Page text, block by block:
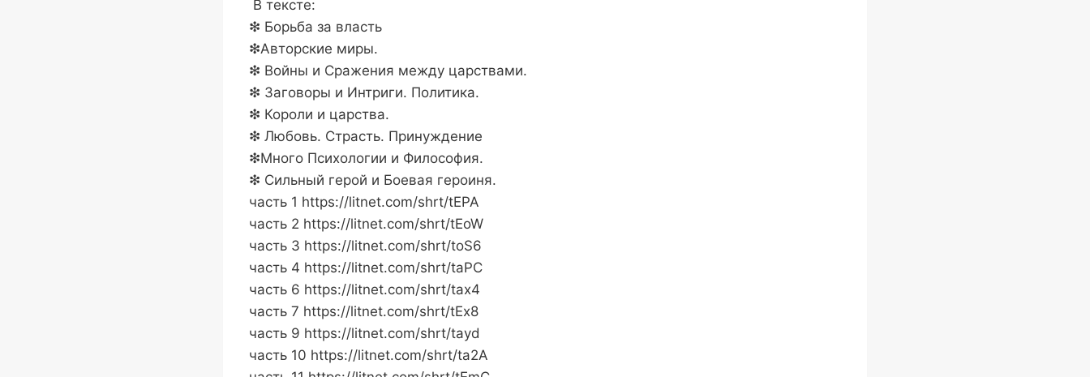
В тексте:
❇︎︎ ︎Борьба за власть
❇︎Авторские миры.
❇︎ Войны и Сражения между царствами.
❇︎︎ ︎Заговоры и Интриги. Политика.
❇︎︎ ︎Короли и царства.
❇︎︎ ︎Любовь. Страсть. Принуждение
❇︎Много Психологии и Философия.
❇︎︎︎ Сильный герой и Боевая героиня.
часть 1 https://litnet.com/shrt/tEPA
часть 2 https://litnet.com/shrt/tEoW
часть 3 https://litnet.com/shrt/toS6
часть 4 https://litnet.com/shrt/taPC
часть 6 https://litnet.com/shrt/tax4
часть 7 https://litnet.com/shrt/tEx8
часть 9 https://litnet.com/shrt/tayd
часть 10 https://litnet.com/shrt/ta2A